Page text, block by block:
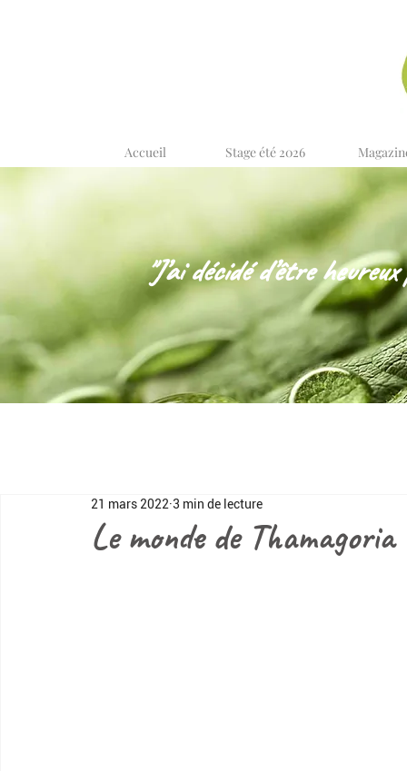
Accueil Stage été 2026
"J’ai décidé d’être
Le monde de Thamagoria
21 mars 2022 3 min de lecture